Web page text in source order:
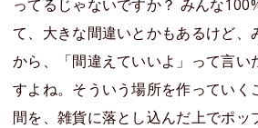
ってるじゃないですか？ みんな
て、大きな間違いとかもあるけど、
から、「間違えていいよ」って言い
すよね。そういう場所を作っていく
間を、雑貨に落とし込んだ上でポッ